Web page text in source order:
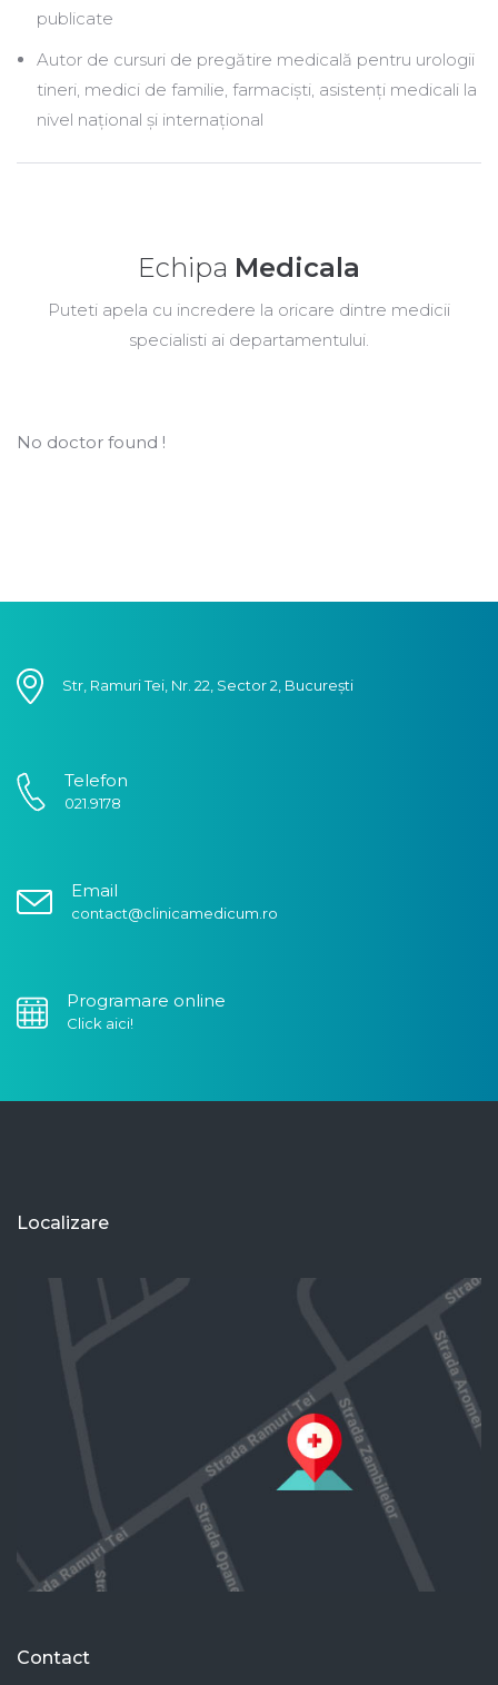
publicate
Autor de cursuri de pregătire medicală pentru urologii
tineri, medici de familie, farmacişti, asistenţi medicali la
nivel naţional şi internaţional
Echipa Medicala
Puteti apela cu incredere la oricare dintre medicii
specialisti ai departamentului.
No doctor found !
Str, Ramuri Tei, Nr. 22, Sector 2, București
Telefon
021.9178
Email
contact@clinicamedicum.ro
Programare online
Click aici!
Localizare
Contact